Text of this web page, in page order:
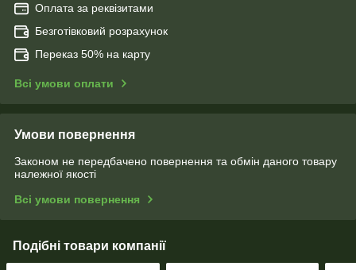
Оплата за реквізитами
Безготівковий розрахунок
Переказ 50% на карту
Всі умови оплати
Умови повернення
Законом не передбачено повернення та обмін даного товару
належної якості
Всі умови повернення
Подібні товари компанії